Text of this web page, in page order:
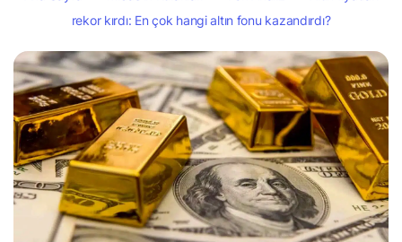
rekor kırdı: En çok hangi altın fonu kazandırdı?